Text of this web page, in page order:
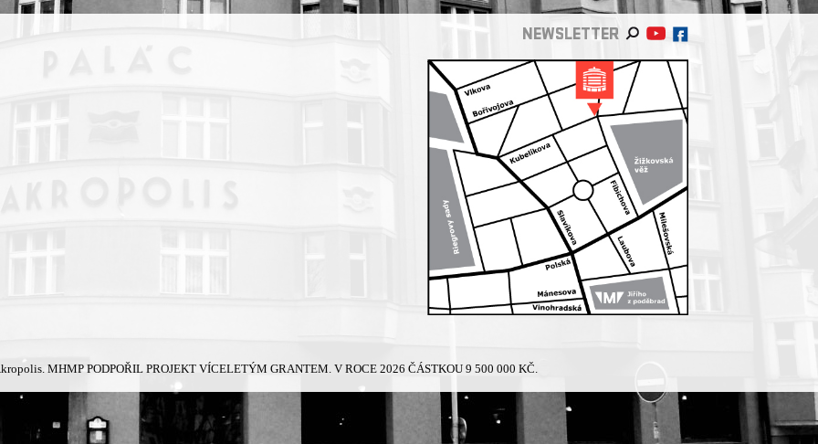
NEWSLETTER
MHMP PODPOŘIL PROJEKT VÍCELETÝM GRANTEM. V ROCE 2026 ČÁSTKOU 9 500 000 KČ.